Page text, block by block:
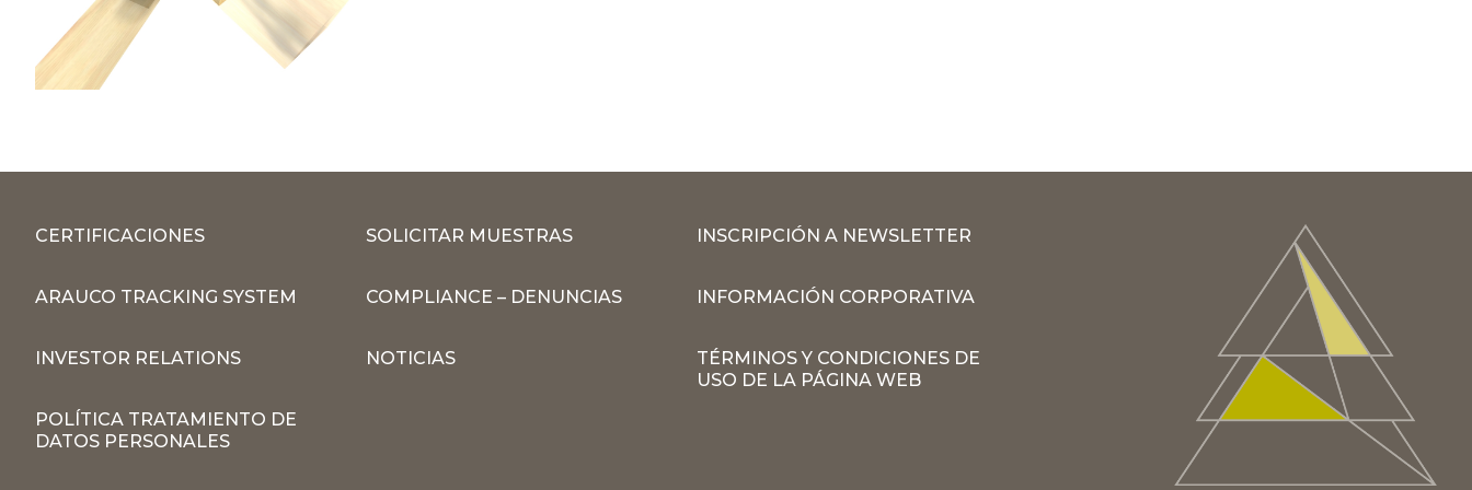
CERTIFICACIONES SOLICITAR MUESTRAS INSCRIPCIÓN A NEWSLETTER
ARAUCO TRACKING SYSTEM COMPLIANCE – DENUNCIAS INFORMACIÓN CORPORATIVA
INVESTOR RELATIONS NOTICIAS
TÉRMINOS Y CONDICIONES DE
USO DE LA PÁGINA WEB
POLÍTICA TRATAMIENTO DE
DATOS PERSONALES